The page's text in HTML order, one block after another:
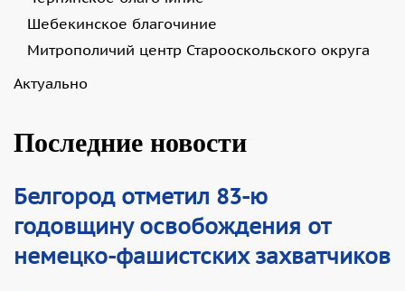
Шебекинское благочиние
Митрополичий центр Старооскольского округа
Актуально
Последние новости
Белгород отметил 83-ю
годовщину освобождения от
немецко-фашистских захватчиков